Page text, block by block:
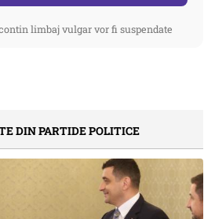
limbaj vulgar vor fi suspendate
DIN PARTIDE POLITICE